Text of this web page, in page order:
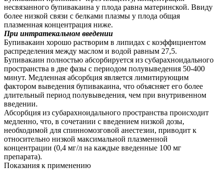
несвязанного бупивакаина у плода равна материнской. Ввиду
более низкой связи с белками плазмы у плода общая
плазменная концентрация ниже.
При интратекальном введении
Бупивакаин хорошо растворим в липидах с коэффициентом
распределения между маслом и водой равным 27,5.
Бупивакаин полностью абсорбируется из субарахноидального
пространства в две фазы с периодом полувыведения 50-400
минут. Медленная абсорбция является лимитирующим
фактором выведения бупивакаина, что объясняет его более
длительный период полувыведения, чем при внутривенном
введении.
Абсорбция из субарахноидального пространства происходит
медленно, что, в сочетании с введением низкой дозы,
необходимой для спинномозговой анестезии, приводит к
относительно низкой максимальной плазменной
концентрации (0,4 мг/л на каждые введенные 100 мг
препарата).
Показания к применению